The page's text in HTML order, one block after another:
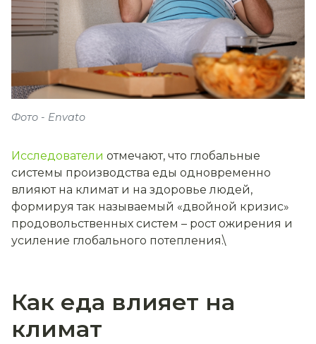
Фото - Envato
Исследователи отмечают, что глобальные
системы производства еды одновременно
влияют на климат и на здоровье людей,
формируя так называемый «двойной кризис»
продовольственных систем – рост ожирения и
усиление глобального потепления.\
Как еда влияет на
климат